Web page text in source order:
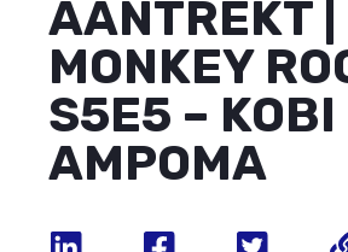
AANTREKT |
MONKEY
S5E5 – KOBI
AMPOMA